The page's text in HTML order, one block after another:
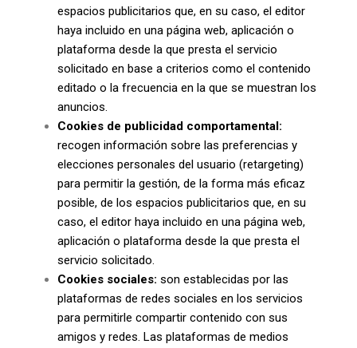
espacios publicitarios que, en su caso, el editor
haya incluido en una página web, aplicación o
plataforma desde la que presta el servicio
solicitado en base a criterios como el contenido
editado o la frecuencia en la que se muestran los
anuncios.
Cookies de publicidad comportamental:
recogen información sobre las preferencias y
elecciones personales del usuario (retargeting)
para permitir la gestión, de la forma más eficaz
posible, de los espacios publicitarios que, en su
caso, el editor haya incluido en una página web,
aplicación o plataforma desde la que presta el
servicio solicitado.
Cookies sociales: son establecidas por las
plataformas de redes sociales en los servicios
para permitirle compartir contenido con sus
amigos y redes. Las plataformas de medios